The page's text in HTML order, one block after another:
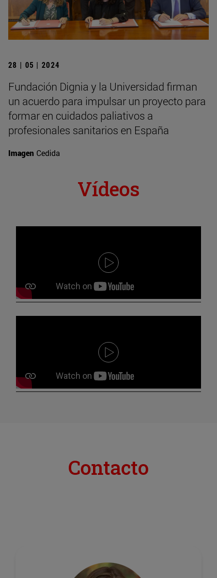
28 | 05 | 2024
Fundación Dignia y la Universidad firman
un acuerdo para impulsar un proyecto para
formar en cuidados paliativos a
profesionales sanitarios en España
Imagen Cedida
Vídeos
Contacto